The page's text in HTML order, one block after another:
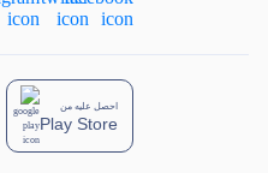
احصل عليه من
Play Store